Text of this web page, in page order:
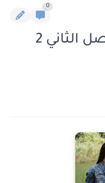
0
رواية حياة نوح الفصل الثاني 2